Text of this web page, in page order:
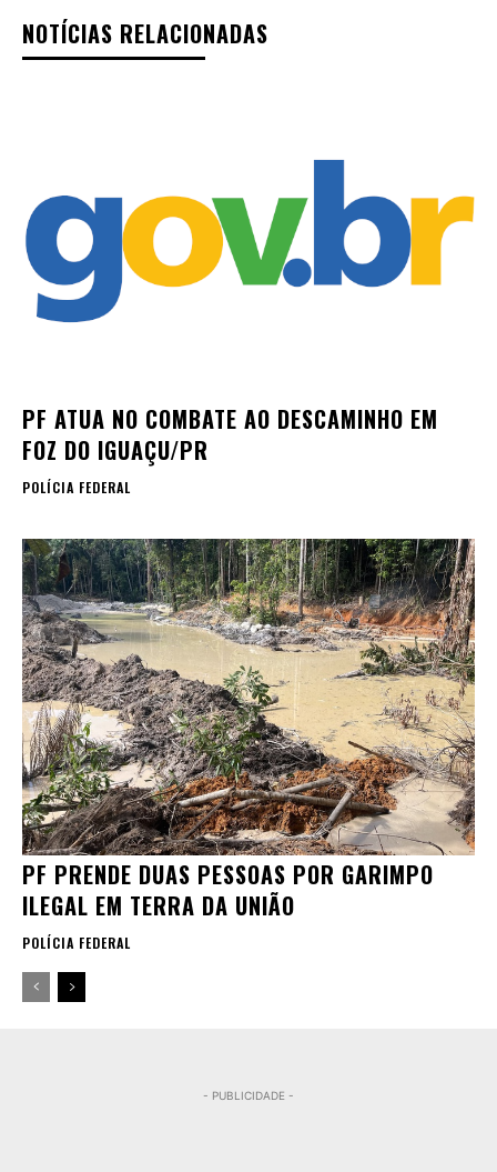
NOTÍCIAS RELACIONADAS
PF ATUA NO COMBATE AO DESCAMINHO EM
FOZ DO IGUAÇU/PR
POLÍCIA FEDERAL
PF PRENDE DUAS PESSOAS POR GARIMPO
ILEGAL EM TERRA DA UNIÃO
POLÍCIA FEDERAL
- PUBLICIDADE -